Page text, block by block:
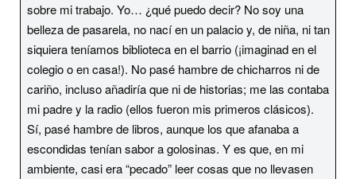
sobre mi trabajo. Yo… ¿qué puedo decir? No soy una
belleza de pasarela, no nací en un palacio y, de niña, ni tan
siquiera teníamos biblioteca en el barrio (¡imaginad en el
colegio o en casa!). No pasé hambre de chicharros ni de
cariño, incluso añadiría que ni de historias; me las contaba
mi padre y la radio (ellos fueron mis primeros clásicos).
Sí, pasé hambre de libros, aunque los que afanaba a
escondidas tenían sabor a golosinas. Y es que, en mi
ambiente, casi era “pecado” leer cosas que no llevasen